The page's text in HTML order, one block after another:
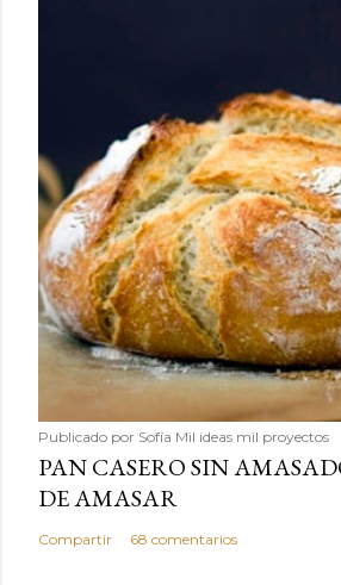
Publicado por Sofía Mil ideas mil proyectos
PAN CASERO SIN
DE AMASAR
Compartir 68 comentarios